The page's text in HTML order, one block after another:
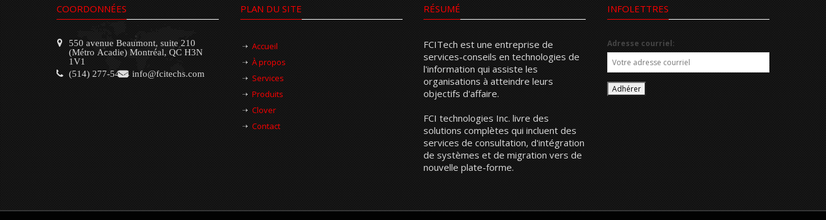
COORDONNÉES
550 avenue Beaumont, suite 210
(Métro Acadie) Montréal, QC H3N
1V1
(514) 277-5454 info@fcitechs.com
PLAN DU SITE
Accueil
À propos
Services
Produits
Clover
Contact
RÉSUMÉ
FCITech est une entreprise de
services-conseils en technologies de
l'information qui assiste les
organisations à atteindre leurs
objectifs d'affaire.
FCI technologies Inc. livre des
solutions complètes qui incluent des
services de consultation, d'intégration
de systèmes et de migration vers de
nouvelle plate-forme.
INFOLETTRES
Adresse courriel: